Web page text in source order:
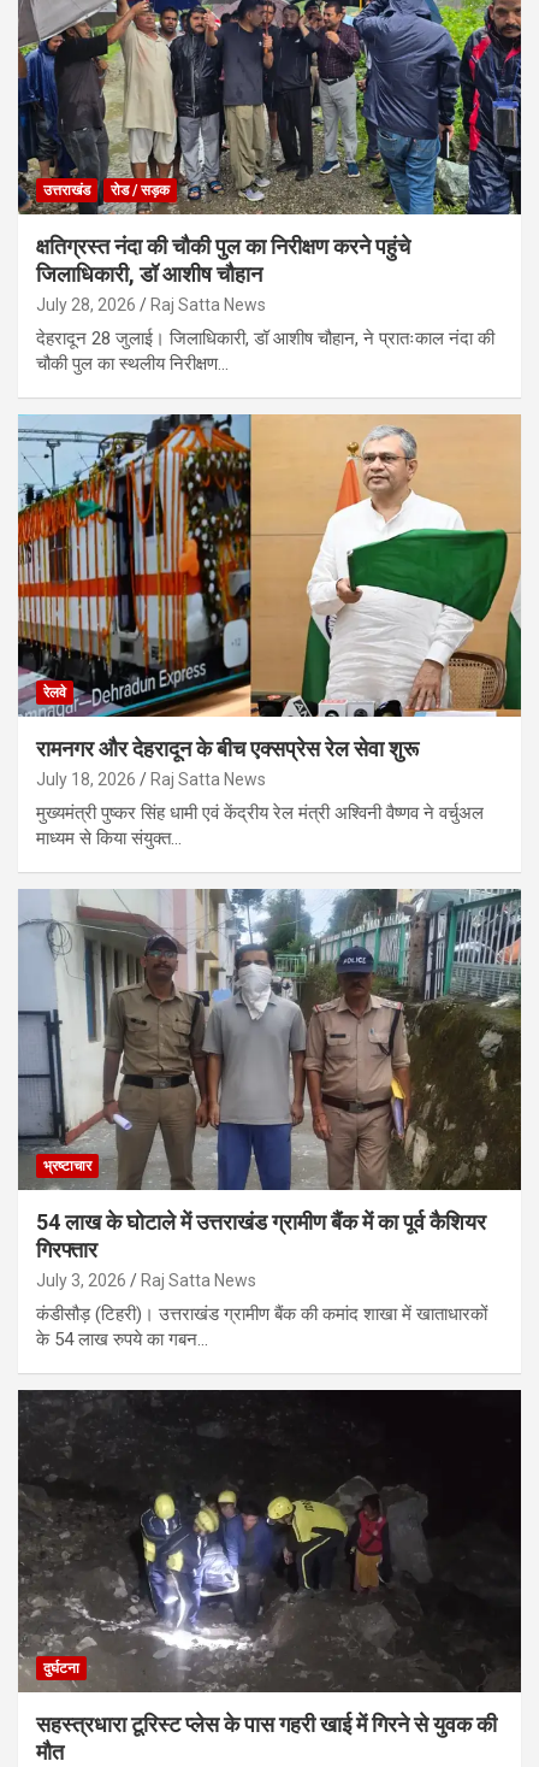
उत्तराखंड रोड / सड़क
क्षतिग्रस्त नंदा की चौकी पुल का निरीक्षण करने पहुंचे
जिलाधिकारी, डॉ आशीष चौहान
July 28, 2026 Raj Satta News
देहरादून 28 जुलाई। जिलाधिकारी, डॉ आशीष चौहान, ने प्रातःकाल नंदा की
चौकी पुल का स्थलीय निरीक्षण…
रेलवे
रामनगर और देहरादून के बीच एक्सप्रेस रेल सेवा शुरू
July 18, 2026 Raj Satta News
मुख्यमंत्री पुष्कर सिंह धामी एवं केंद्रीय रेल मंत्री अश्विनी वैष्णव ने वर्चुअल
माध्यम से किया संयुक्त…
भ्रष्टाचार
54 लाख के घोटाले में उत्तराखंड ग्रामीण बैंक में का पूर्व कैशियर
गिरफ्तार
July 3, 2026 Raj Satta News
कंडीसौड़ (टिहरी)। उत्तराखंड ग्रामीण बैंक की कमांद शाखा में खाताधारकों
के 54 लाख रुपये का गबन…
दुर्घटना
सहस्त्रधारा टूरिस्ट प्लेस के पास गहरी खाई में गिरने से युवक की
मौत